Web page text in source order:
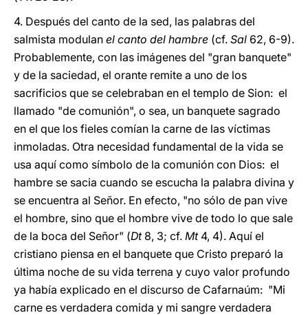
4. Después del canto de la sed, las palabras del
salmista modulan el canto del hambre (cf. Sal 62, 6-9).
Probablemente, con las imágenes del "gran banquete"
y de la saciedad, el orante remite a uno de los
sacrificios que se celebraban en el templo de Sion: el
llamado "de comunión", o sea, un banquete sagrado
en el que los fieles comían la carne de las víctimas
inmoladas. Otra necesidad fundamental de la vida se
usa aquí como símbolo de la comunión con Dios: el
hambre se sacia cuando se escucha la palabra divina y
se encuentra al Señor. En efecto, "no sólo de pan vive
el hombre, sino que el hombre vive de todo lo que sale
de la boca del Señor" (Dt8, 3; cf. Mt4, 4). Aquí el
cristiano piensa en el banquete que Cristo preparó la
última noche de su vida terrena y cuyo valor profundo
ya había explicado en el discurso de Cafarnaúm: "Mi
carne es verdadera comida y mi sangre verdadera